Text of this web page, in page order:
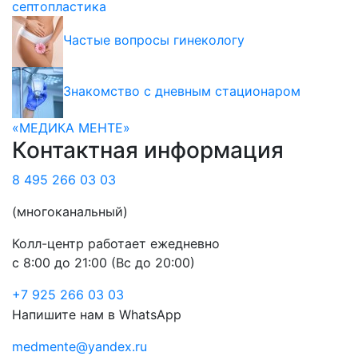
септопластика
Частые вопросы гинекологу
Знакомство с дневным стационаром
«МЕДИКА МЕНТЕ»
Контактная информация
8 495 266 03 03
(многоканальный)
Колл-центр работает ежедневно
с 8:00 до 21:00 (Вс до 20:00)
+7 925 266 03 03
Напишите нам в WhatsApp
medmente@yandex.ru